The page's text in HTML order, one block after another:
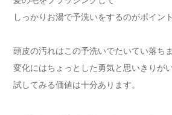
しっかりお湯で予洗いをするのがポイント
頭皮の汚れはこの予洗いでたいてい落ちま
変化にはちょっとした勇気と思いきりが
試してみる価値は十分あります。